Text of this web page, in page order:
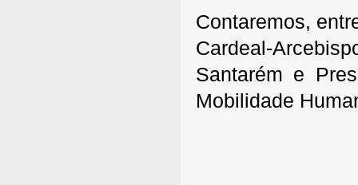
Contaremos,
Cardeal-
Santarém e
Mobilidade